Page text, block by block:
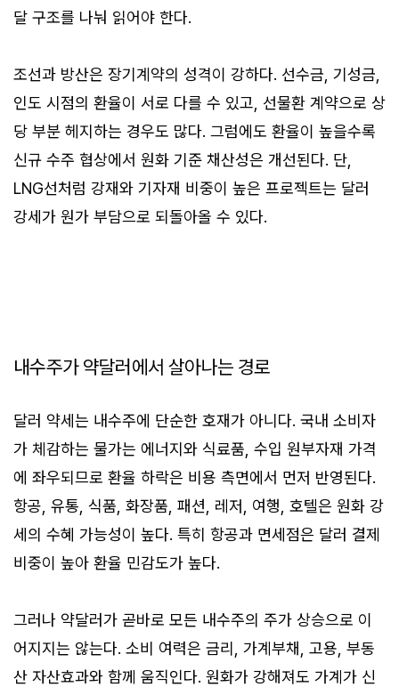
달 구조를 나눠 읽어야 한다.
조선과 방산은 장기계약의 성격이 강하다. 선수금, 기성금,
인도 시점의 환율이 서로 다를 수 있고, 선물환 계약으로 상
당 부분 헤지하는 경우도 많다. 그럼에도 환율이 높을수록
신규 수주 협상에서 원화 기준 채산성은 개선된다. 단,
LNG선처럼 강재와 기자재 비중이 높은 프로젝트는 달러
강세가 원가 부담으로 되돌아올 수 있다.
내수주가 약달러에서 살아나는 경로
달러 약세는 내수주에 단순한 호재가 아니다. 국내 소비자
가 체감하는 물가는 에너지와 식료품, 수입 원부자재 가격
에 좌우되므로 환율 하락은 비용 측면에서 먼저 반영된다.
항공, 유통, 식품, 화장품, 패션, 레저, 여행, 호텔은 원화 강
세의 수혜 가능성이 높다. 특히 항공과 면세점은 달러 결제
비중이 높아 환율 민감도가 높다.
그러나 약달러가 곧바로 모든 내수주의 주가 상승으로 이
어지지는 않는다. 소비 여력은 금리, 가계부채, 고용, 부동
산 자산효과와 함께 움직인다. 원화가 강해져도 가계가 신